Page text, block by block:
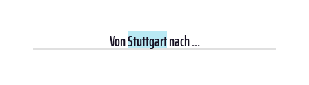
VonStuttgartnach ...